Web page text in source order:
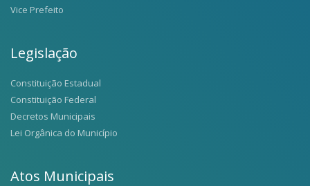
Vice Prefeito
Legislação
Constituição Estadual
Constituição Federal
Decretos Municipais
Lei Orgânica do Município
Atos Municipais